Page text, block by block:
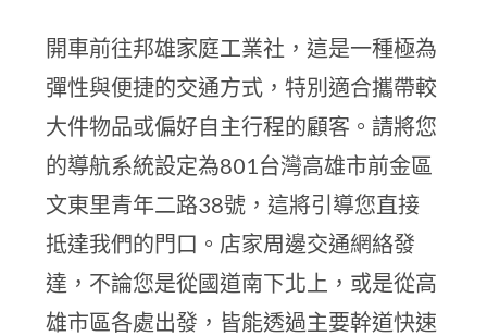
開車前往邦雄家庭工業社，這是一種極為
彈性與便捷的交通方式，特別適合攜帶較
大件物品或偏好自主行程的顧客。請將您
的導航系統設定為801台灣高雄市前金區
文東里青年二路38號，這將引導您直接
抵達我們的門口。店家周邊交通網絡發
達，不論您是從國道南下北上，或是從高
雄市區各處出發，皆能透過主要幹道快速